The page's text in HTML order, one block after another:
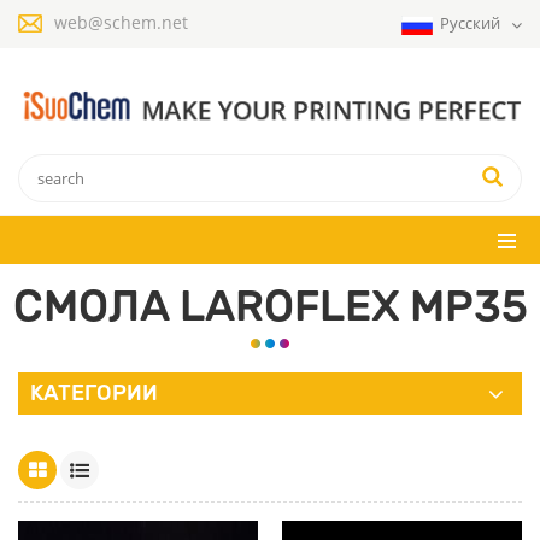
web@schem.net Русский
СМОЛА LAROFLEX MP35
КАТЕГОРИИ